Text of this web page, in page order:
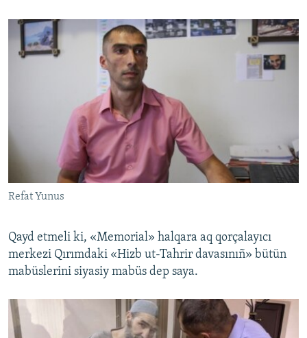
Refat Yunus
Qayd etmeli ki, «Memorial» halqara aq qorçalayıcı
merkezi Qırımdaki «Hizb ut-Tahrir davasınıñ» bütün
mabüslerini siyasiy mabüs dep saya.